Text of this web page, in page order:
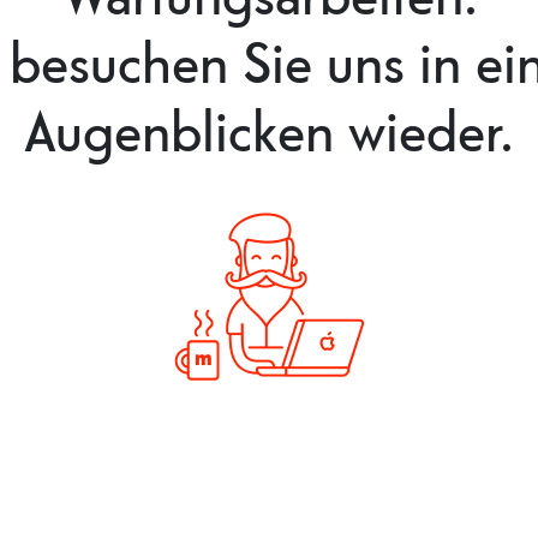
Sie uns in
Augenblicken wieder.